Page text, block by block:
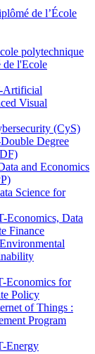
de l’École
polytechnique
de l'Ecole
Artificial
Visual
(CyS)
Degree
and Economics
Science for
Economics, Data
Finance
Economics for
Policy
of Things :
Program
Energy